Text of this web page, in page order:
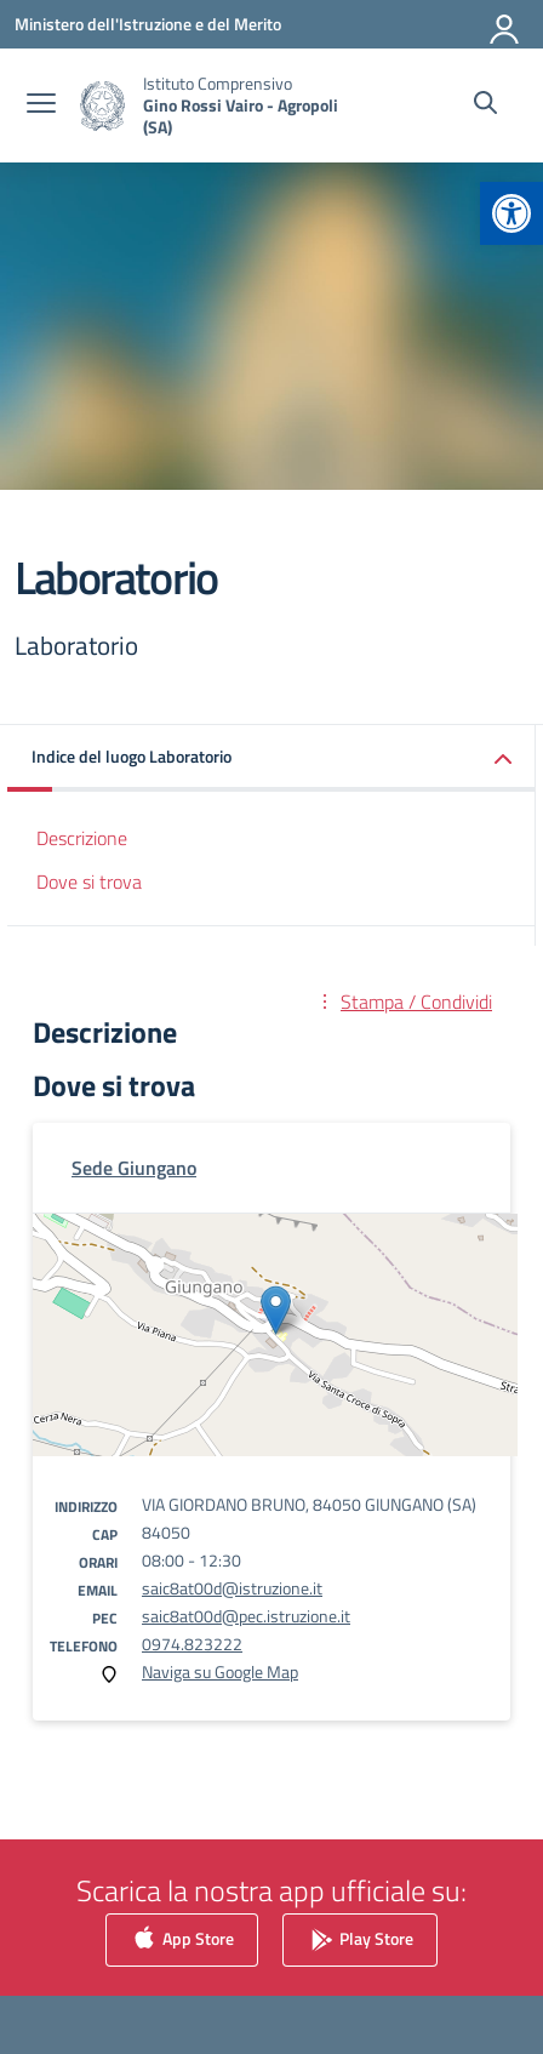
Vai ai contenuti
Vai al menu di navigazione
Vai al footer
Ministero dell'Istruzione e del Merito
Istituto Comprensivo
Gino Rossi Vairo - Agropoli
(SA)
Laboratorio
Laboratorio
Indice del luogo Laboratorio
Descrizione
Dove si trova
Stampa / Condividi
Descrizione
Dove si trova
Sede Giungano
INDIRIZZO VIA GIORDANO BRUNO, 84050 GIUNGANO (SA)
CAP 84050
ORARI 08:00 - 12:30
EMAIL saic8at00d@istruzione.it
PEC saic8at00d@pec.istruzione.it
TELEFONO
0974.823222
Naviga su Google Map
Scarica la nostra app ufficiale su:
App Store Play Store